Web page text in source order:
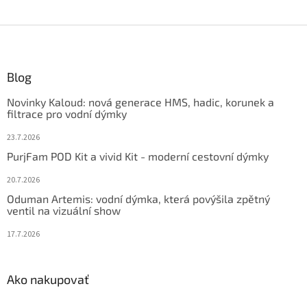
Blog
Novinky Kaloud: nová generace HMS, hadic, korunek a
filtrace pro vodní dýmky
23.7.2026
PurjFam POD Kit a vivid Kit - moderní cestovní dýmky
20.7.2026
Oduman Artemis: vodní dýmka, která povýšila zpětný
ventil na vizuální show
17.7.2026
Ako nakupovať